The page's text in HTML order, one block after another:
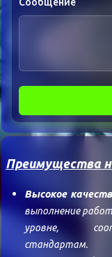
Преимущества
Высокое
выполнение
уровне,
стандартам.